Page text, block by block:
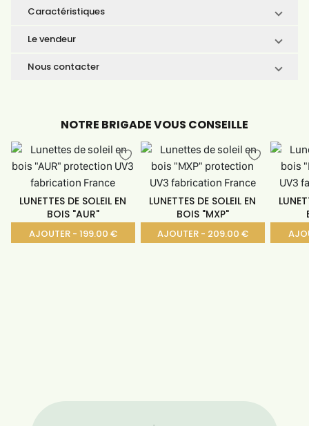
Caractéristiques
Le vendeur
Nous contacter
NOTRE BRIGADE VOUS CONSEILLE
LUNETTES DE SOLEIL EN
BOIS "AUR"
AJOUTER - 199.00 €
LUNETTES DE SOLEIL EN
BOIS "MXP"
AJOUTER - 209.00 €